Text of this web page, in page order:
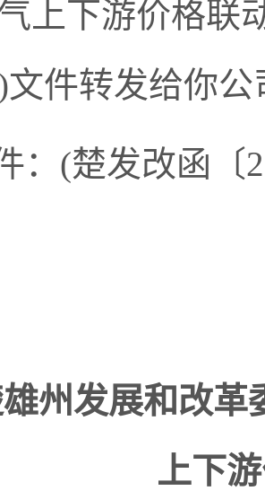
上下游价格联
文件转发给你
：(楚发改函〔
州发展和改革
上下